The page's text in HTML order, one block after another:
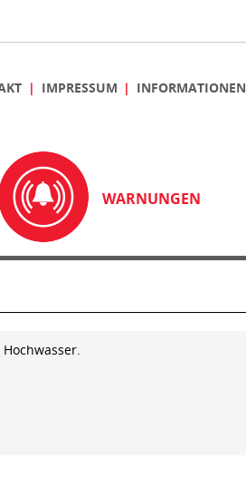
IMPRESSUM INFORMATIONEN
WARNUNGEN